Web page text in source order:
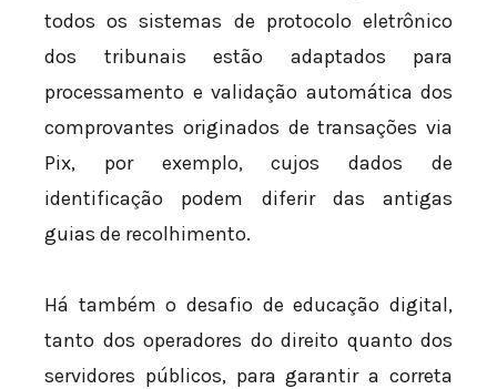
todos os sistemas de protocolo eletrônico
dos tribunais estão adaptados para
processamento e validação automática dos
comprovantes originados de transações via
Pix, por exemplo, cujos dados de
identificação podem diferir das antigas
guias de recolhimento.
Há também o desafio de educação digital,
tanto dos operadores do direito quanto dos
servidores públicos, para garantir a correta